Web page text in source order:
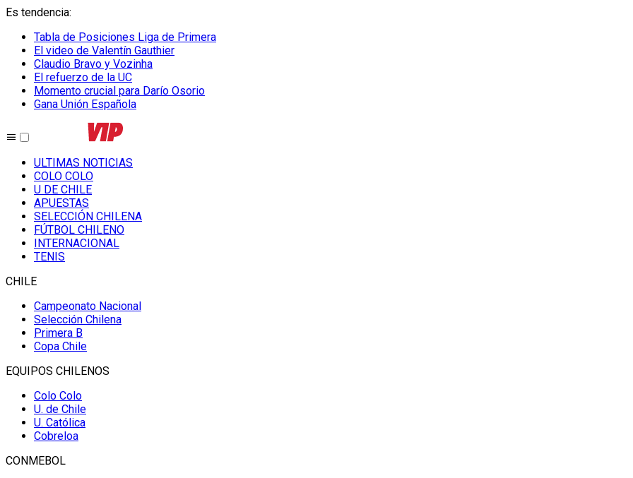
Es tendencia:
Tabla de Posiciones Liga de Primera
El video de Valentín Gauthier
Claudio Bravo y Vozinha
El refuerzo de la UC
Momento crucial para Darío Osorio
Gana Unión Española
ULTIMAS NOTICIAS
COLO COLO
U DE CHILE
APUESTAS
SELECCIÓN CHILENA
FÚTBOL CHILENO
INTERNACIONAL
TENIS
CHILE
Campeonato Nacional
Selección Chilena
Primera B
Copa Chile
EQUIPOS CHILENOS
Colo Colo
U. de Chile
U. Católica
Cobreloa
CONMEBOL